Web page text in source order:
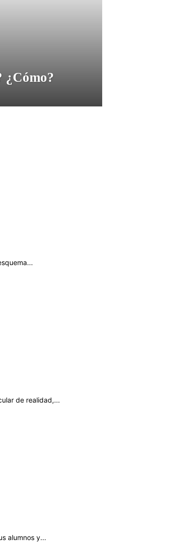
¿Cómo?
de realidad,...
alumnos y...